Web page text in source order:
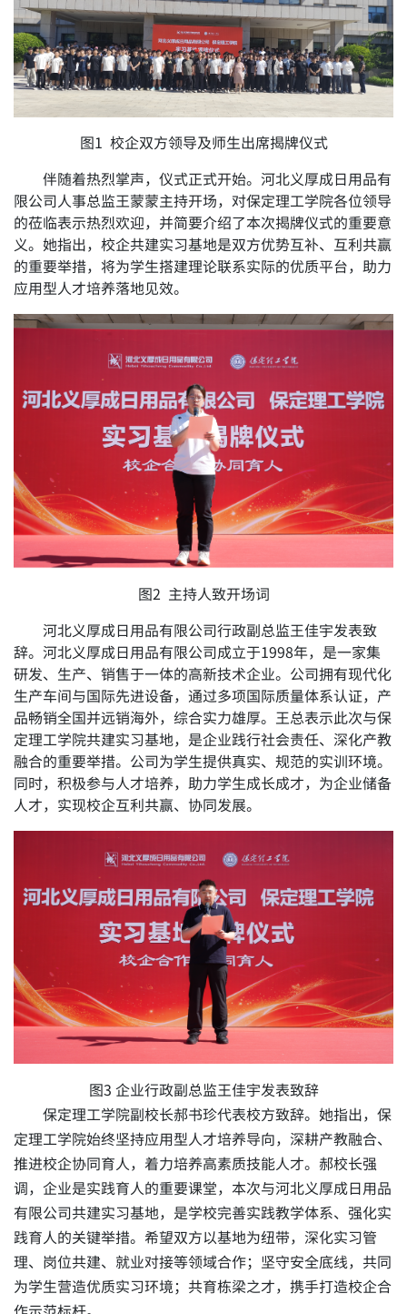
图1 校企双方领导及师生出席揭牌仪式
伴随着热烈掌声，仪式正式开始。河北义厚成日用品有
限公司人事总监王蒙蒙主持开场，对保定理工学院各位领导
的莅临表示热烈欢迎，并简要介绍了本次揭牌仪式的重要意
义。她指出，校企共建实习基地是双方优势互补、互利共赢
的重要举措，将为学生搭建理论联系实际的优质平台，助力
应用型人才培养落地见效。
图2 主持人致开场词
河北义厚成日用品有限公司行政副总监王佳宇发表致
辞。河北义厚成日用品有限公司成立于1998年，是一家集
研发、生产、销售于一体的高新技术企业。公司拥有现代化
生产车间与国际先进设备，通过多项国际质量体系认证，产
品畅销全国并远销海外，综合实力雄厚。王总表示此次与保
定理工学院共建实习基地，是企业践行社会责任、深化产教
融合的重要举措。公司为学生提供真实、规范的实训环境。
同时，积极参与人才培养，助力学生成长成才，为企业储备
人才，实现校企互利共赢、协同发展。
图3 企业行政副总监王佳宇发表致辞
保定理工学院副校长郝书珍代表校方致辞。她指出，保
定理工学院始终坚持应用型人才培养导向，深耕产教融合、
推进校企协同育人，着力培养高素质技能人才。郝校长强
调，企业是实践育人的重要课堂，本次与河北义厚成日用品
有限公司共建实习基地，是学校完善实践教学体系、强化实
践育人的关键举措。希望双方以基地为纽带，深化实习管
理、岗位共建、就业对接等领域合作；坚守安全底线，共同
为学生营造优质实习环境；共育栋梁之才，携手打造校企合